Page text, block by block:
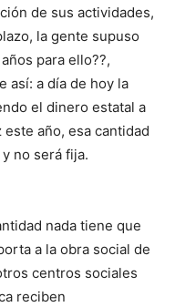
de sus actividades,
la gente supuso
para ello??,
así: a día de hoy la
el dinero estatal a
año, esa cantidad
no será fija.
nada tiene que
a la obra social de
centros sociales
reciben